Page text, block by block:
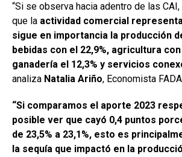
“Si se observa hacia adentro de las
que la actividad comercial
sigue en importancia la producción
bebidas con el 22,9%, agricultura con
ganadería el 12,3% y servicios
analiza Natalia Ariño, Economista
“Si comparamos el aporte 2023
posible ver que cayó 0,4 puntos
de 23,5% a 23,1%, esto es
la sequía que impactó en la